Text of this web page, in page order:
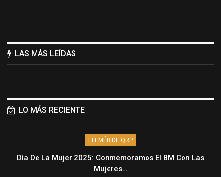
LAS MÁS LEÍDAS
LO MÁS RECIENTE
EFEMÉRIDE QRP
Día De La Mujer 2025: Conmemoramos El 8M Con Las
Mujeres…